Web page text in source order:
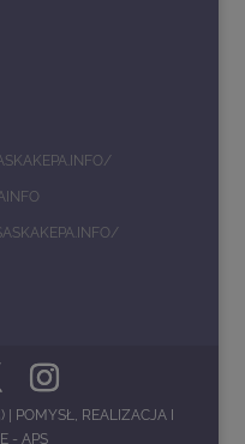
| POMYSŁ, REALIZACJA I
- APS